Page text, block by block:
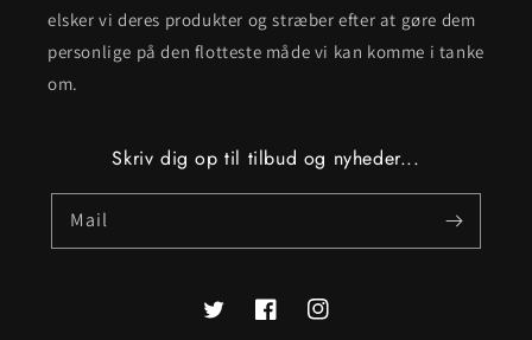
elsker vi deres produkter og stræber efter at gøre dem
personlige på den flotteste måde vi kan komme i tanke
om.
Skriv dig op til tilbud og nyheder...
Mail
TwitterFacebookInstagram